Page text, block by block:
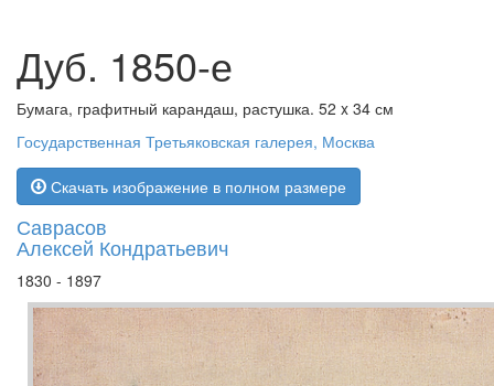
Дуб. 1850-е
Бумага, графитный карандаш, растушка. 52 x 34 см
Государственная Третьяковская галерея, Москва
Скачать изображение в полном размере
Саврасов
Алексей Кондратьевич
1830 - 1897